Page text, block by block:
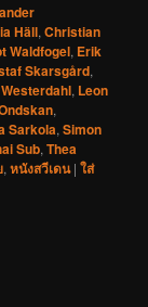
Häll,Christian
Waldfogel, Erik
Skarsgård,
, Leon
,
Sarkola,Simon
Sub,Thea
,หนังสวีเดน |ใส่